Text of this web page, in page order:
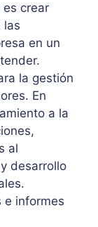
es crear
las
en un
la gestión
En
a la
al
desarrollo
e informes